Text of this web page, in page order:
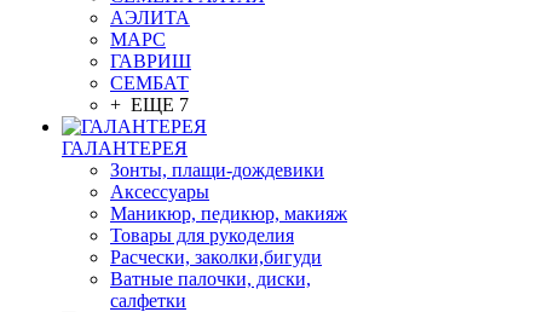
АЭЛИТА
МАРС
ГАВРИШ
СЕМБАТ
+ ЕЩЕ 7
ГАЛАНТЕРЕЯ
Зонты, плащи-дождевики
Аксессуары
Маникюр, педикюр, макияж
Товары для рукоделия
Расчески, заколки,бигуди
Ватные палочки, диски,
салфетки